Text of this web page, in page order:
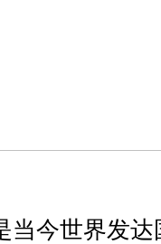
当今世界发